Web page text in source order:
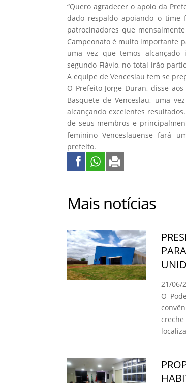
“Quero agradecer o apoio da
dado respaldo apoiando o time
patrocinadores que
Campeonato é muito importante
uma vez que temos alcançado
segundo Flávio, no total irão
A equipe de Venceslau tem se
O Prefeito Jorge Duran, disse
Basquete de Venceslau, uma
alcançando excelentes
de seus membros e
feminino Venceslauense fará
prefeito.
Mais notícias
21/06/
O